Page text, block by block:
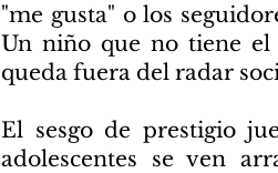
"me gusta" o los
Un niño que no tiene el
queda fuera del radar
El sesgo de prestigio
adolescentes se ven